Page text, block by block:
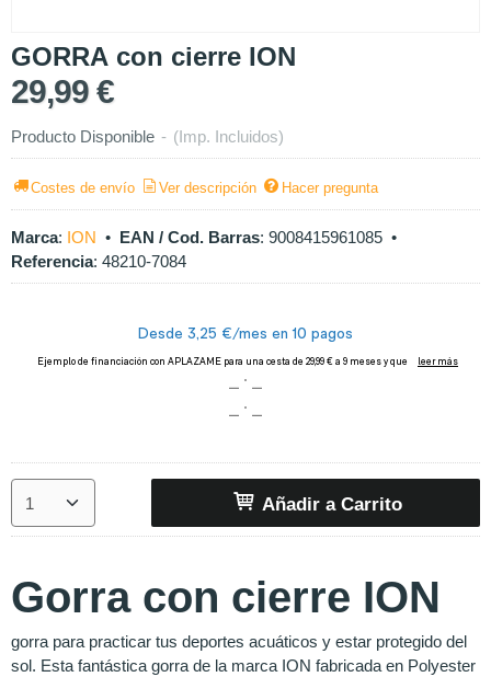
GORRA con cierre ION
29,99 €
Producto Disponible - (Imp. Incluidos)
Costes de envío Ver descripción Hacer pregunta
Marca: ION • EAN / Cod. Barras: 9008415961085 •
Referencia: 48210-7084
Añadir a Carrito
Gorra con cierre ION
gorra para practicar tus deportes acuáticos y estar protegido del
sol. Esta fantástica gorra de la marca ION fabricada en Polyester